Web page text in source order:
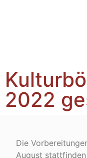
2022
Die
August